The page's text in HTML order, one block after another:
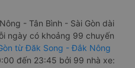
- Tân Bình - Sài Gòn dài
ngày có khoảng 99 chuyến
từ Đăk Song - Đắk Nông
đến 23:45 bởi 99 nhà xe: